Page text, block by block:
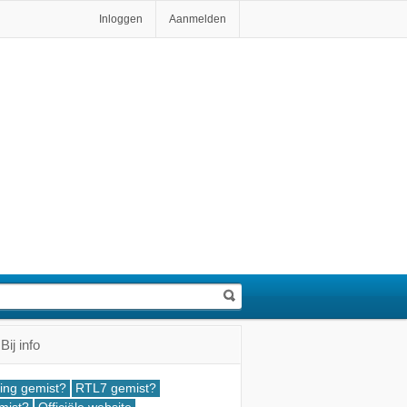
Inloggen Aanmelden
info
gemist?
RTL7 gemist?